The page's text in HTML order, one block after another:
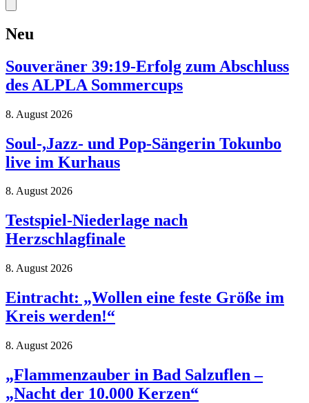
Neu
Souveräner 39:19-Erfolg zum Abschluss
des ALPLA Sommercups
8. August 2026
Soul-,Jazz- und Pop-Sängerin Tokunbo
live im Kurhaus
8. August 2026
Testspiel-Niederlage nach
Herzschlagfinale
8. August 2026
Eintracht: „Wollen eine feste Größe im
Kreis werden!“
8. August 2026
„Flammenzauber in Bad Salzuflen –
„Nacht der 10.000 Kerzen“